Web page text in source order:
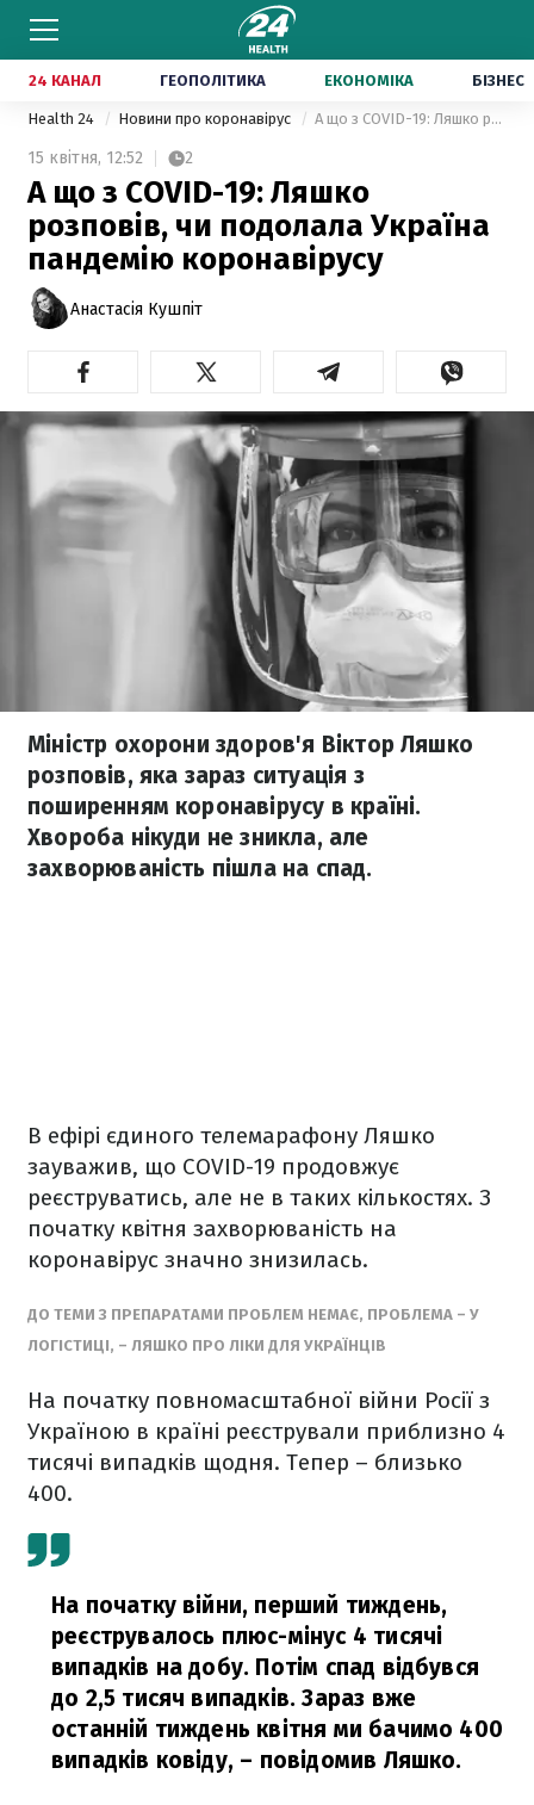
24 КАНАЛ ГЕОПОЛІТИКА ЕКОНОМІКА БІЗНЕС
Health 24 Новини про коронавірус А що з COVID-19: Ляшко розповів, чи подолала Україна пандемію коронавірусу
15 квітня, 12:52 2
А що з COVID-19: Ляшко
розповів, чи подолала Україна
пандемію коронавірусу
Анастасія Кушпіт
Міністр охорони здоров'я Віктор Ляшко
розповів, яка зараз ситуація з
поширенням коронавірусу в країні.
Хвороба нікуди не зникла, але
захворюваність пішла на спад.
В ефірі єдиного телемарафону Ляшко
зауважив, що COVID-19 продовжує
реєструватись, але не в таких кількостях. З
початку квітня захворюваність на
коронавірус значно знизилась.
ДО ТЕМИ З ПРЕПАРАТАМИ ПРОБЛЕМ НЕМАЄ, ПРОБЛЕМА – У
ЛОГІСТИЦІ, – ЛЯШКО ПРО ЛІКИ ДЛЯ УКРАЇНЦІВ
На початку повномасштабної війни Росії з
Україною в країні реєстрували приблизно 4
тисячі випадків щодня. Тепер – близько
400.
На початку війни, перший тиждень,
реєструвалось плюс-мінус 4 тисячі
випадків на добу. Потім спад відбувся
до 2,5 тисяч випадків. Зараз вже
останній тиждень квітня ми бачимо 400
випадків ковіду, – повідомив Ляшко.